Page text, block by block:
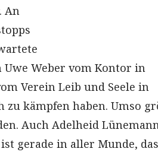
An
Weber vom Kontor in
Verein Leib und Seele in
kämpfen haben. Umso
Auch Adelheid
gerade in aller Munde,